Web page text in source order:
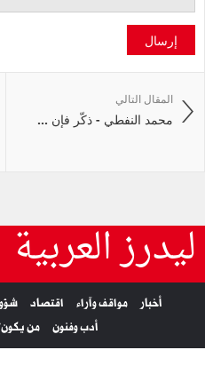
إرسال
المقال التالي
محمد النفطي - ذكّر فإن ...
ليدرز العربية
أخبار مواقف وآراء اقتصاد
أدب وفنون
من